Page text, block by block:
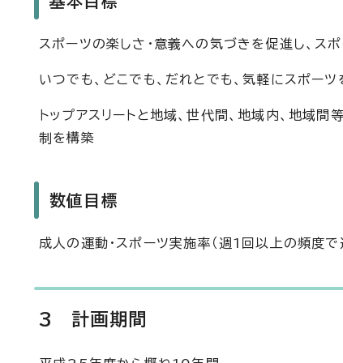
スポーツの楽しさ・意義への気づきを促進し、ス
いつでも、どこでも、だれとでも、気軽にスポー
トップアスリートと地域、世代間、地域内、地域
制を構築
数値目標
成人の運動・スポーツ実施率（週1回以上の頻度
3 計画期間